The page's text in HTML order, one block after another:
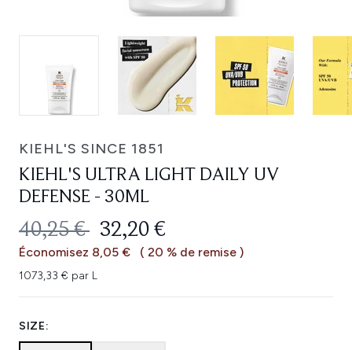
KIEHL'S SINCE 1851
KIEHL'S ULTRA LIGHT DAILY UV
DEFENSE - 30ML
PRIX DE VENTE :
40,25 € PRIX ​​ACTUEL :
32,20 €
Économisez 8,05 € ( 20 % de remise )
1073,33 € par L
SIZE: